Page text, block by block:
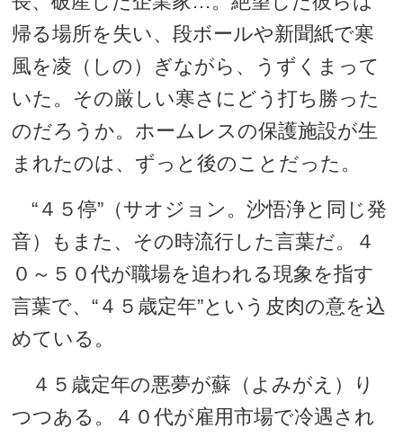
帰る場所を失い、段ボールや新聞紙で寒
風を凌（しの）ぎながら、うずくまって
いた。その厳しい寒さにどう打ち勝った
のだろうか。ホームレスの保護施設が生
まれたのは、ずっと後のことだった。
“４５停”（サオジョン。沙悟浄と同じ発
音）もまた、その時流行した言葉だ。４
０～５０代が職場を追われる現象を指す
言葉で、“４５歳定年”という皮肉の意を込
めている。
４５歳定年の悪夢が蘇（よみがえ）り
つつある。４０代が雇用市場で冷遇され